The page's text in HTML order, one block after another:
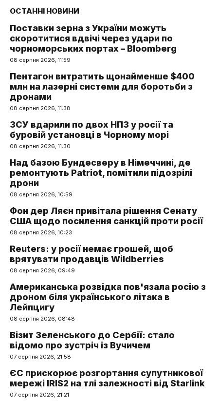
ОСТАННІ НОВИНИ
Поставки зерна з України можуть
скоротитися вдвічі через удари по
чорноморських портах – Bloomberg
08 серпня 2026, 11:59
Пентагон витратить щонайменше $400
млн на лазерні системи для боротьби з
дронами
08 серпня 2026, 11:38
ЗСУ вдарили по двох НПЗ у росії та
буровій установці в Чорному морі
08 серпня 2026, 11:30
Над базою Бундесверу в Німеччині, де
ремонтують Patriot, помітили підозрілі
дрони
08 серпня 2026, 10:59
Фон дер Ляєн привітала рішення Сенату
США щодо посилення санкцій проти росії
08 серпня 2026, 10:23
Reuters: у росії немає грошей, щоб
врятувати продавців Wildberries
08 серпня 2026, 09:49
Американська розвідка пов'язала росію з
дроном біля українського літака в
Лейпцигу
08 серпня 2026, 08:48
Візит Зеленського до Сербії: стало
відомо про зустріч із Вучичем
07 серпня 2026, 21:58
ЄС прискорює розгортання супутникової
мережі IRIS2 на тлі залежності від Starlink
07 серпня 2026, 21:21